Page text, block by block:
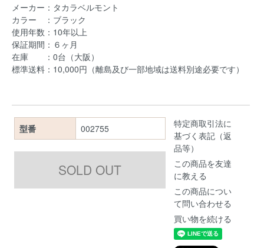
メーカー：タカラベルモント
カラー ：ブラック
使用年数：10年以上
保証期間：６ヶ月
在庫 ：0台（大阪）
標準送料：10,000円（離島及び一部地域は送料別途必要です）
型番 002755
特定商取引法に
基づく表記（返
品等）
この商品を友達
に教える
この商品につい
て問い合わせる
買い物を続ける